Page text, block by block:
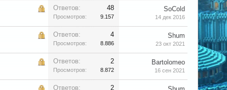
Ответов: 48
Просмотров: 9.157
SoCold
14 дек 2016
Ответов: 4
Просмотров: 8.886
Shum
23 окт 2021
Ответов: 2
Просмотров: 8.872
Bartolomeo
16 сен 2021
Ответов: 2